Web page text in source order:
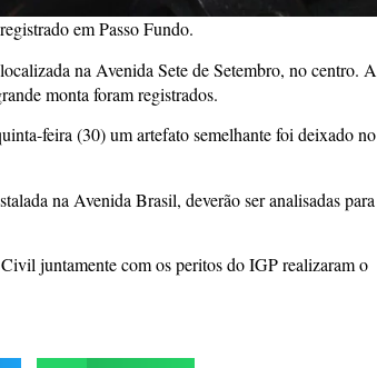
em Passo Fundo.
na Avenida Sete de Setembro, no centro. A
monta foram registrados.
feira (30) um artefato semelhante foi deixado no
na Avenida Brasil, deverão ser analisadas para
juntamente com os peritos do IGP realizaram o